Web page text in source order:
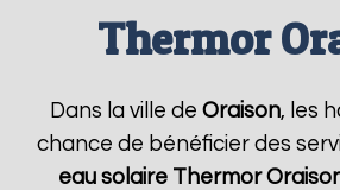
Thermor
Dans la ville de Oraison, les
chance de bénéficier des
eau solaire Thermor